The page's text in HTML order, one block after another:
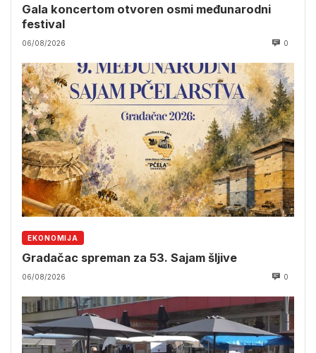
Gala koncertom otvoren osmi međunarodni
festival
06/08/2026 0
EKONOMIJA
Gradačac spreman za 53. Sajam šljive
06/08/2026 0